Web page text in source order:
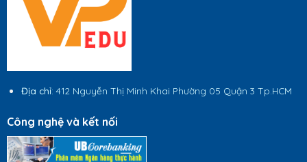
Địa chỉ: 412 Nguyễn Thị Minh Khai Phường 05 Quận 3 Tp.HCM
Công nghệ và kết nối